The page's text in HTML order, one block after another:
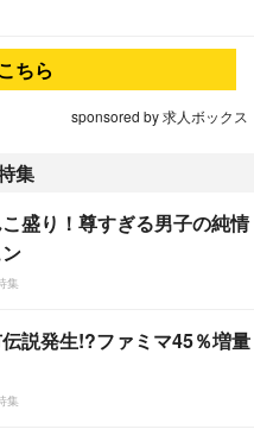
ちら
sponsored by 求人ボックス
集
盛り！尊すぎる男子の純情
集
説発生!?ファミマ45％増量
集